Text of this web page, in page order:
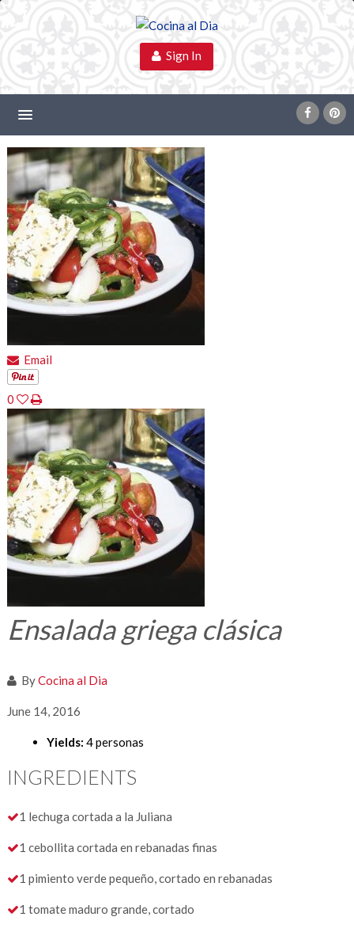
Sign In
Email
0
Ensalada griega clásica
ByCocina al Dia
June 14, 2016
Yields: 4 personas
INGREDIENTS
1 lechuga cortada a la Juliana
1 cebollita cortada en rebanadas finas
1 pimiento verde pequeño, cortado en rebanadas
1 tomate maduro grande, cortado